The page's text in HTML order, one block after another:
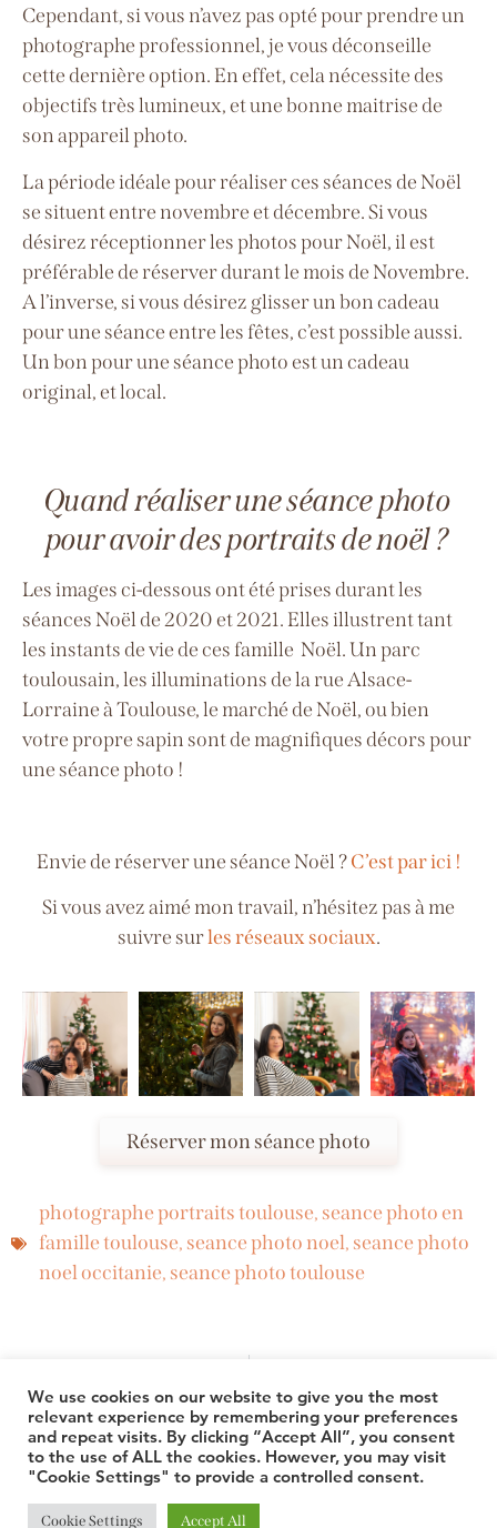
Cependant, si vous n’avez pas opté pour prendre un
photographe professionnel, je vous déconseille
cette dernière option. En effet, cela nécessite des
objectifs très lumineux, et une bonne maitrise de
son appareil photo.
La période idéale pour réaliser ces séances de Noël
se situent entre novembre et décembre. Si vous
désirez réceptionner les photos pour Noël, il est
préférable de réserver durant le mois de Novembre.
A l’inverse, si vous désirez glisser un bon cadeau
pour une séance entre les fêtes, c’est possible aussi.
Un bon pour une séance photo est un cadeau
original, et local.
Quand réaliser une séance photo
pour avoir des portraits de noël ?
Les images ci-dessous ont été prises durant les
séances Noël de 2020 et 2021. Elles illustrent tant
les instants de vie de ces famille Noël. Un parc
toulousain, les illuminations de la rue Alsace-
Lorraine à Toulouse, le marché de Noël, ou bien
votre propre sapinsontde magnifiques décors pour
une séance photo !
Envie de réserver une séance Noël ?C’est par ici !
Si vous avez aimé mon travail, n’hésitez pas à me
suivre surles réseaux sociaux.
Réserver mon séance photo
photographe portraits toulouse,seance photo en
famille toulouse,seance photo noel,seance photo
noel occitanie,seance photo toulouse
Pourquoi ces tarifs chez les photographes ? Un week-end à la découverte de Ax-les-Thermes
© 2026 TheLuuxx
We use cookies on our website to give you the most
relevant experience by remembering your preferences
and repeat visits. By clicking “Accept All”, you consent
to the use of ALL the cookies. However, you may visit
"Cookie Settings" to provide a controlled consent.
Cookie Settings Accept All